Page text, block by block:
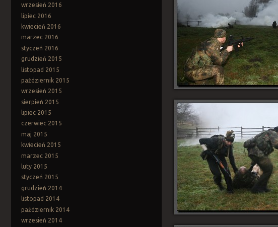
wrzesień 2016
lipiec 2016
kwiecień 2016
marzec 2016
styczeń 2016
grudzień 2015
listopad 2015
październik 2015
wrzesień 2015
sierpień 2015
lipiec 2015
czerwiec 2015
maj 2015
kwiecień 2015
marzec 2015
luty 2015
styczeń 2015
grudzień 2014
listopad 2014
październik 2014
wrzesień 2014